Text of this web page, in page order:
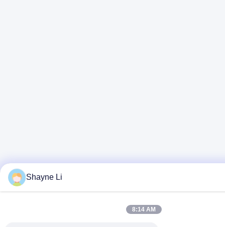
Shayne Li
8:14 AM